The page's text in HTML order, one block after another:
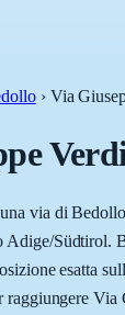
› Via
via di
Südtirol.
esatta
Via